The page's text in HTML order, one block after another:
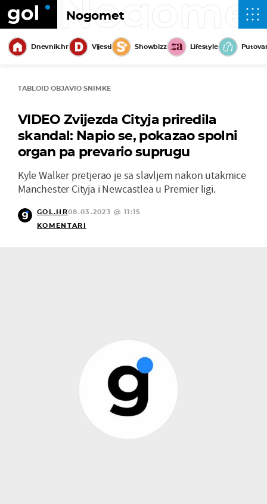
Nogomet
Dnevnik.hr Vijesti Showbizz Lifestyle
TABLOID OBJAVIO SNIMKE
VIDEO Zvijezda Cityja priredila
skandal: Napio se, pokazao spolni
organ pa prevario suprugu
Kyle Walker pretjerao je sa slavljem nakon utakmice
Manchester Cityja i Newcastlea u Premier ligi.
GOL.HR08.03.2023 @ 11:15
KOMENTARI